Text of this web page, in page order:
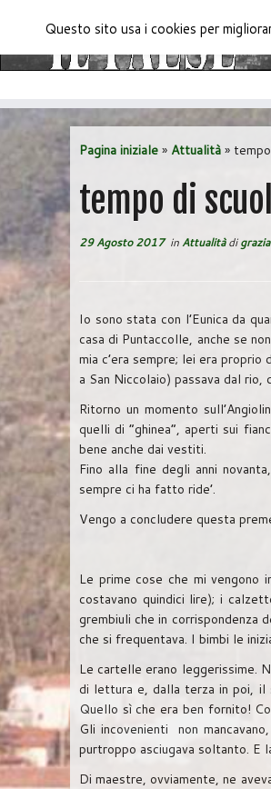
contenuto
Pagina iniziale » Attualità »
tempo di
29 Agosto 2017inAttualitàdi
Io sono stata con l’Eunica da
casa di Puntaccolle, anche se
mia c’era sempre; lei era
a San Niccolaio) passava dal rio,
Ritorno un momento
quelli di “ghinea”, aperti sui
bene anche dai vestiti.
Fino alla fine degli anni
sempre ci ha fatto ride’.
Vengo a concludere questa
Le prime cose che mi vengono
costavano quindici lire); i
grembiuli che in corrispondenza
che si frequentava. I bimbi le
Le cartelle erano leggerissime.
di lettura e, dalla terza in poi, il
Quello sì che era ben fornito!
Gli incovenienti non
purtroppo asciugava soltanto. E
Di maestre, ovviamente, ne
Questo sito usa i cookies per